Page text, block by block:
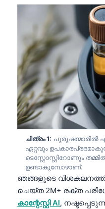
ചിത്രം 1: പുരുഷന്മാരിൽ
ഏറ്റവും
ടെസ്റ്റോസ്റ്റിറോണും
ഉണ്ടാകുമ്പോഴാണ്.
ഞങ്ങളുടെ
ചെയ്ത 2M+ രക്ത
കാന്റേസ്റ്റി AI,